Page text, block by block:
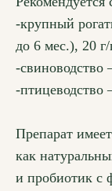
-крупный
до 6 мес.), 20
-
-
Препарат
как
и пробиотик с